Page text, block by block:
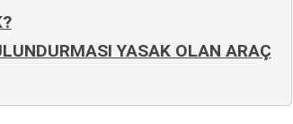
YASAK OLAN ARAÇ